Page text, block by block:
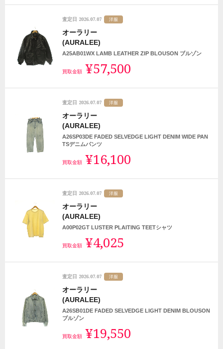
査定日 2026.07.07 洋服
オーラリー
(AURALEE)
A25AB01WX LAMB LEATHER ZIP BLOUSON ブルゾン
買取金額 ¥57,500
査定日 2026.07.07 洋服
オーラリー
(AURALEE)
A26SP03DE FADED SELVEDGE LIGHT DENIM WIDE PAN
TSデニムパンツ
買取金額 ¥16,100
査定日 2026.07.07 洋服
オーラリー
(AURALEE)
A00P02GT LUSTER PLAITING TEETシャツ
買取金額 ¥4,025
査定日 2026.07.07 洋服
オーラリー
(AURALEE)
A26SB01DE FADED SELVEDGE LIGHT DENIM BLOUSON
ブルゾン
買取金額 ¥19,550